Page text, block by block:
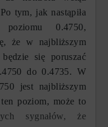
tym, jak nastąpiła
poziomu 0.4750,
że w najbliższym
się poruszać
do 0.4735. W
jest najbliższym
poziom, może to
sygnałów, że